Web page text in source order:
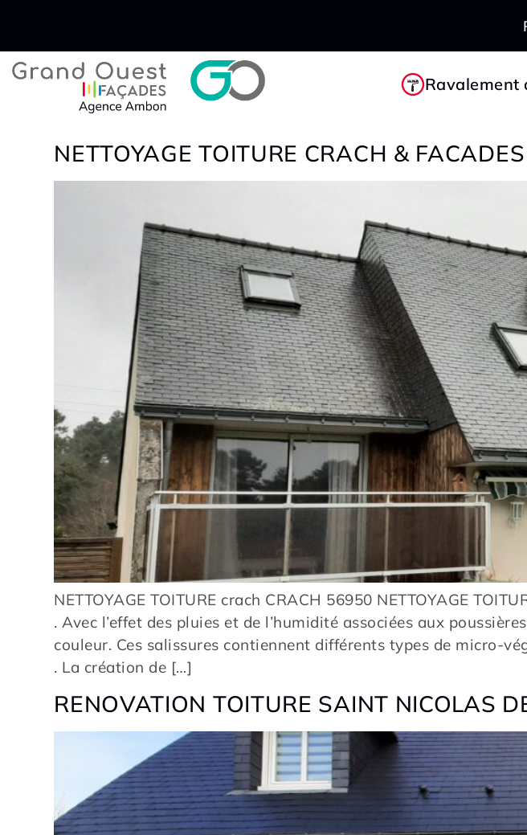
Ravalement
NETTOYAGE TOITURE CRACH &
NETTOYAGE TOITURE crach CRACH 56950 NETTOYAGE
. Avec l’effet des pluies et de l’humidité associées aux
couleur. Ces salissures contiennent différents types de micro-
. La création de […]
RENOVATION TOITURE SAINT NICOLAS